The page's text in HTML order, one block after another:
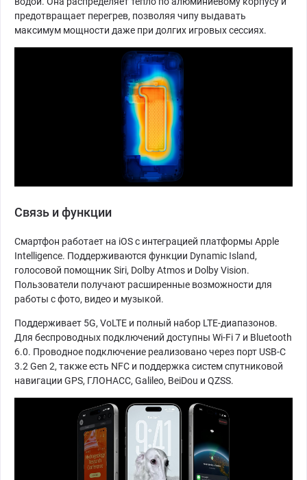
предотвращает перегрев, позволяя чипу выдавать
максимум мощности даже при долгих игровых сессиях.
Связь и функции
Смартфон работает на iOS с интеграцией платформы Apple
Intelligence. Поддерживаются функции Dynamic Island,
голосовой помощник Siri, Dolby Atmos и Dolby Vision.
Пользователи получают расширенные возможности для
работы с фото, видео и музыкой.
Поддерживает 5G, VoLTE и полный набор LTE-диапазонов.
Для беспроводных подключений доступны Wi-Fi 7 и Bluetooth
6.0. Проводное подключение реализовано через порт USB-C
3.2 Gen 2, также есть NFC и поддержка систем спутниковой
навигации GPS, ГЛОНАСС, Galileo, BeiDou и QZSS.